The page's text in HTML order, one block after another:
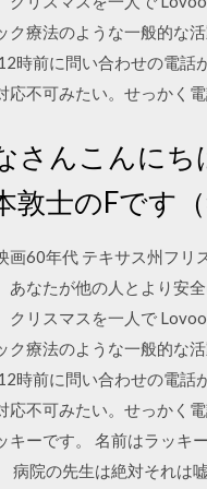
ク療法のような一般的な
時前に問い合わせの電話
応不可みたい。せっかく
さんこんにち
敦士のFです
画60年代 テキサス州フリ
あなたが他の人とより安
クリスマスを一人で
ク療法のような一般的な
時前に問い合わせの電話
応不可みたい。せっかく
キーです。 名前はラッキ
病院の先生は絶対それは